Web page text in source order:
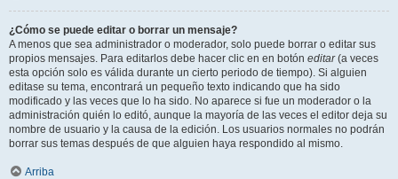
¿Cómo se puede editar o borrar un mensaje?
A menos que sea administrador o moderador, solo puede borrar o editar sus
propios mensajes. Para editarlos debe hacer clic en en botón editar(a veces
esta opción solo es válida durante un cierto periodo de tiempo). Si alguien
editase su tema, encontrará un pequeño texto indicando que ha sido
modificado y las veces que lo ha sido. No aparece si fue un moderador o la
administración quién lo editó, aunque la mayoría de las veces el editor deja su
nombre de usuario y la causa de la edición. Los usuarios normales no podrán
borrar sus temas después de que alguien haya respondido al mismo.
Arriba